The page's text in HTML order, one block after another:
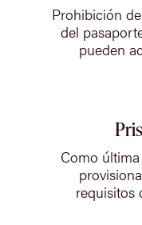
Prohibición
del
pueden
Como
requisitos